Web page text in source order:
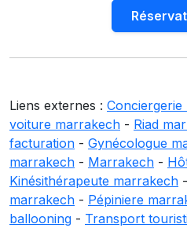
Liens externes :
voiture marrakech - Riad
facturation - Gynécologue
marrakech - Marrakech -
Kinésithérapeute marrakech -
marrakech - Pépiniere
ballooning - Transport